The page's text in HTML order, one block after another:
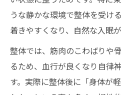
うな静かな環境で整体を受け
着きやすくなり、自然な入眠
整体では、筋肉のこわばりや
るため、血行が良くなり自律
す。実際に整体後に「身体が